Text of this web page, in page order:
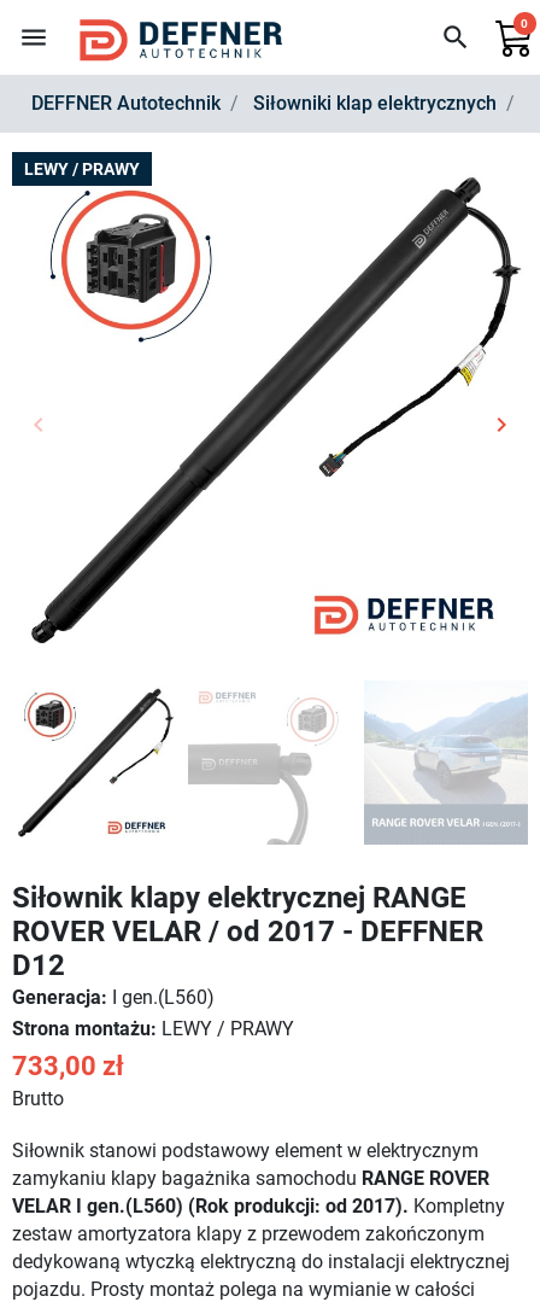
menu search 0
DEFFNER Autotechnik Siłowniki klap elektrycznych
LEWY / PRAWY
Poprzedni
keyboard_arrow_left keyboard_arrow_right
Siłownik klapy elektrycznej RANGE
ROVER VELAR / od 2017 - DEFFNER
D12
Generacja: I gen.(L560)
Strona montażu: LEWY / PRAWY
733,00 zł
Brutto
Siłownik stanowi podstawowy element w elektrycznym
zamykaniu klapy bagażnika samochodu RANGE ROVER
VELAR I gen.(L560) (Rok produkcji: od 2017). Kompletny
zestaw amortyzatora klapy z przewodem zakończonym
dedykowaną wtyczką elektryczną do instalacji elektrycznej
pojazdu. Prosty montaż polega na wymianie w całości